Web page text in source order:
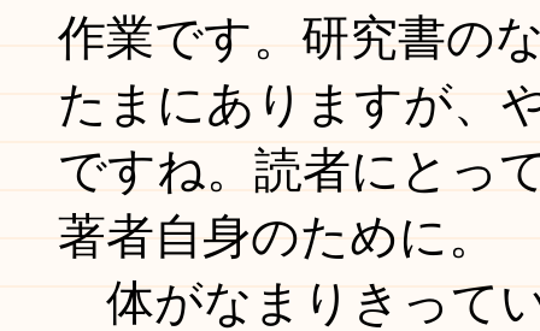
作業です。研究書の
たまにありますが、
ですね。読者にとっ
著者自身のために。
体がなまりきって